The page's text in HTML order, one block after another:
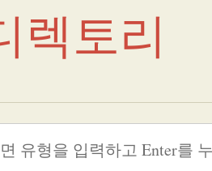
렉토리